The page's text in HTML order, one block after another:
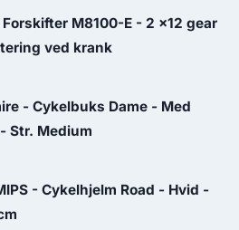
M8100-E - 2 x12 gear
ved krank
- Cykelbuks Dame - Med
Str. Medium
- Cykelhjelm Road - Hvid -